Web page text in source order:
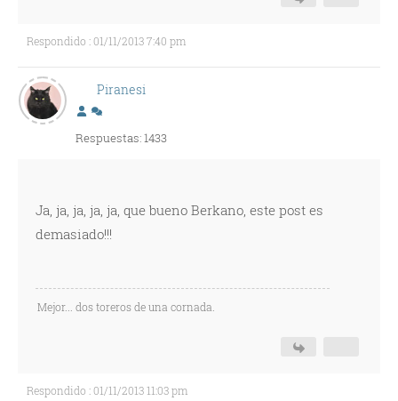
Respondido : 01/11/2013 7:40 pm
Piranesi
Respuestas: 1433
Ja, ja, ja, ja, ja, que bueno Berkano, este post es
demasiado!!!
Mejor... dos toreros de una cornada.
Respondido : 01/11/2013 11:03 pm